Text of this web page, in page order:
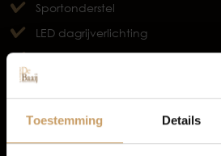
Toestemming Details
Sportonderstel
LED dagrijverlichting
Elektrisch bedienbare achterklep
Occasions
Autolease